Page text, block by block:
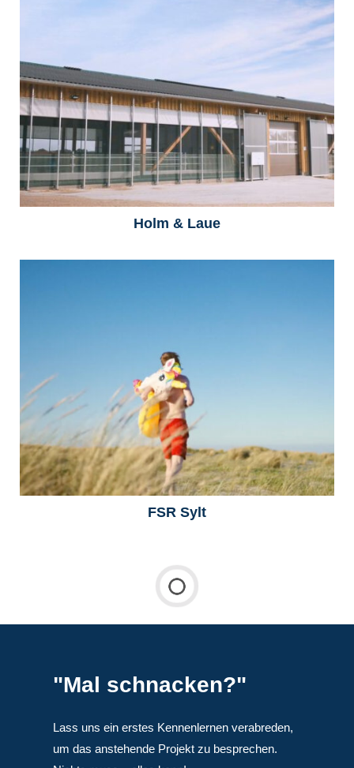
Corporate
Commercial
Personal Work
Motion
About
Holm & Laue
FSR Sylt
"Mal schnacken?"
Lass uns ein erstes Kennenlernen verabreden,
um das anstehende Projekt zu besprechen.